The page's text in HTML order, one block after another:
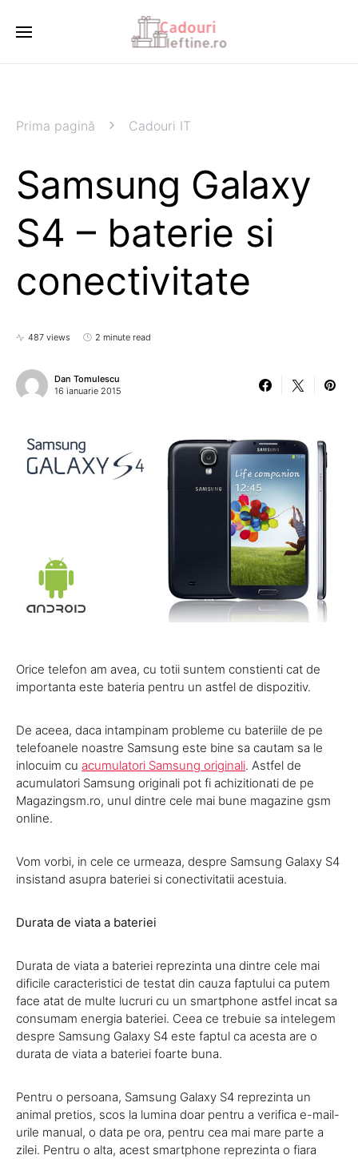
Prima pagină Cadouri IT
Samsung Galaxy
S4 – baterie si
conectivitate
487 views 2 minute read
Dan Tomulescu
16 ianuarie 2015
Orice telefon am avea, cu totii suntem constienti cat de
importanta este bateria pentru un astfel de dispozitiv.
De aceea, daca intampinam probleme cu bateriile de pe
telefoanele noastre Samsung este bine sa cautam sa le
inlocuim cu acumulatori Samsung originali. Astfel de
acumulatori Samsung originali pot fi achizitionati de pe
Magazingsm.ro, unul dintre cele mai bune magazine gsm
online.
Vom vorbi, in cele ce urmeaza, despre Samsung Galaxy S4
insistand asupra bateriei si conectivitatii acestuia.
Durata de viata a bateriei
Durata de viata a bateriei reprezinta una dintre cele mai
dificile caracteristici de testat din cauza faptului ca putem
face atat de multe lucruri cu un smartphone astfel incat sa
consumam energia bateriei. Ceea ce trebuie sa intelegem
despre Samsung Galaxy S4 este faptul ca acesta are o
durata de viata a bateriei foarte buna.
Pentru o persoana, Samsung Galaxy S4 reprezinta un
animal pretios, scos la lumina doar pentru a verifica e-mail-
urile manual, o data pe ora, pentru cea mai mare parte a
zilei. Pentru o alta, acest smartphone reprezinta o fiara